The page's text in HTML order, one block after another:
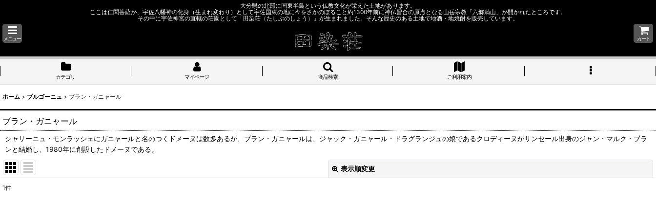
大分県の北部に国東半島という仏教文化が栄えた土地があります。
ここは仁聞菩薩が、宇佐八幡神の化身（生まれ変わり）として宇佐国東の地に今をさかのぼること約1300年前に神仏習合の原点となる山岳宗教「六郷満山」が開かれたところです。
その中に宇佐神宮の直轄の荘園として「田染荘（たしぶのしょう）」が生まれました。そんな歴史のある土地で地酒・地焼酎を販売しています。
メニュー カート
カテゴリ マイページ 商品検索 ご利用案内
ホーム > ブルゴーニュ > ブラン・ガニャール
ブラン・ガニャール
シャサーニュ・モンラッシェにガニャールと名のつくドメーヌは数多あるが、ブラン・ガニャールは、ジャック・ガニャール・ドラグランジュの娘であるクロディーヌがサンセール出身のジャン・マルク・ブラ
ンと結婚し、1980年に創設したドメーヌである。
表示順変更
1件